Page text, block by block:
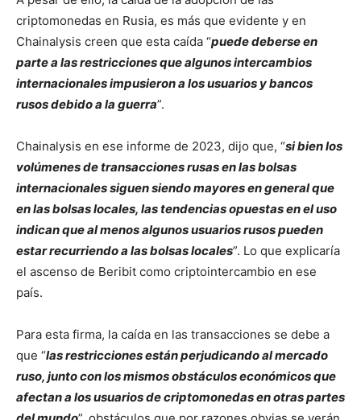
criptomonedas en Rusia, es más que evidente y en
Chainalysis creen que esta caída “puede deberse en
parte a las restricciones que algunos intercambios
internacionales impusieron a los usuarios y bancos
rusos debido a la guerra”.
Chainalysis en ese informe de 2023, dijo que, “si bien los
volúmenes de transacciones rusas en las bolsas
internacionales siguen siendo mayores en general que
en las bolsas locales, las tendencias opuestas en el uso
indican que al menos algunos usuarios rusos pueden
estar recurriendo a las bolsas locales”. Lo que explicaría
el ascenso de Beribit como criptointercambio en ese
país.
Para esta firma, la caída en las transacciones se debe a
que “las restricciones están perjudicando al mercado
ruso, junto con los mismos obstáculos económicos que
afectan a los usuarios de criptomonedas en otras partes